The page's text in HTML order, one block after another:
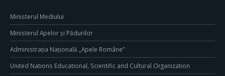
Ministerul Mediului
Ministerul Apelor și Pădurilor
Administrația Națională „Apele Române”
United Nations Educational, Scientific and Cultural Organization